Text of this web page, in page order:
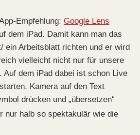
Empfehlung: Google Lens
dem iPad. Damit kann man das
ein Arbeitsblatt richten und er wird
vielleicht nicht nur für unsere
Auf dem iPad dabei ist schon Live
Kamera auf den Text
drücken und „übersetzen“
nur halb so spektakulär wie die